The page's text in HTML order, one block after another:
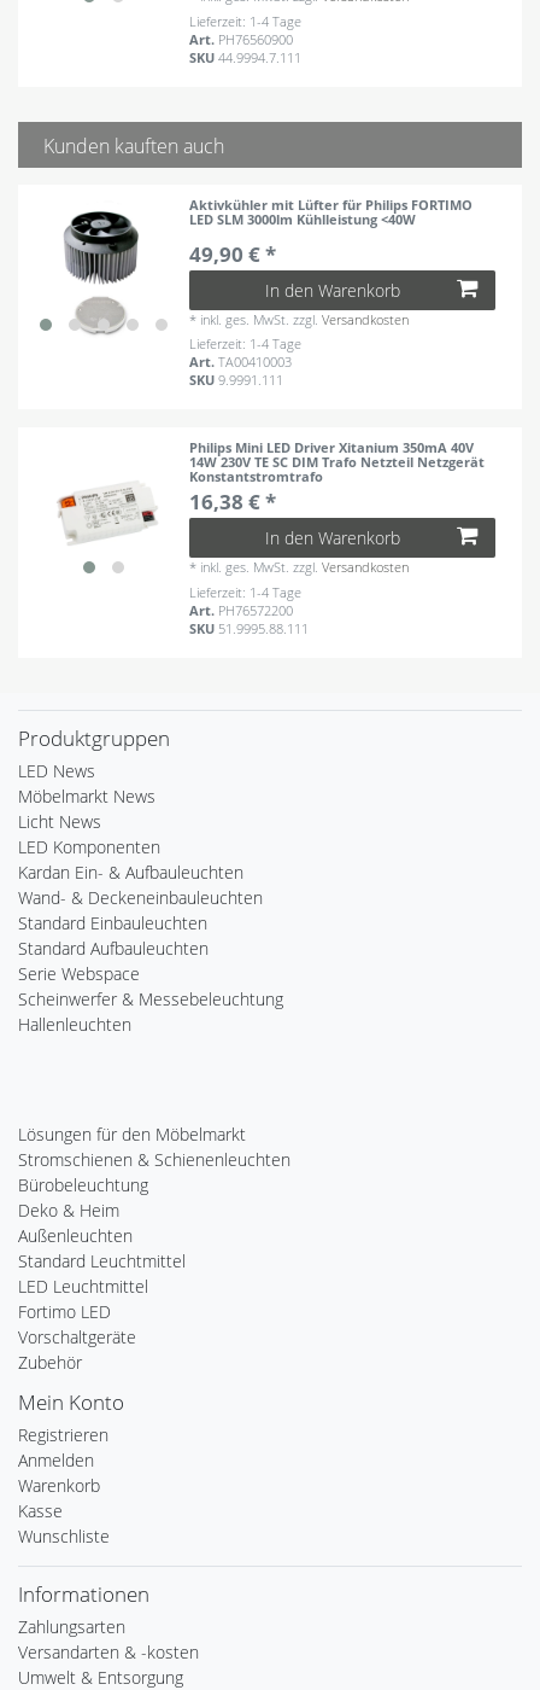
Lieferzeit: 1-4 Tage
Art. PH76560900
SKU44.9994.7.111
Kunden kauften auch
Aktivkühler mit Lüfter für Philips FORTIMO
LED SLM 3000lm Kühlleistung <40W
49,90 € *
In den Warenkorb
* inkl. ges. MwSt. zzgl.Versandkosten
Lieferzeit: 1-4 Tage
Art.TA00410003
SKU9.9991.111
Philips Mini LED Driver Xitanium 350mA 40V
14W 230V TE SC DIM Trafo Netzteil Netzgerät
Konstantstromtrafo
16,38 € *
In den Warenkorb
* inkl. ges. MwSt. zzgl.Versandkosten
Lieferzeit: 1-4 Tage
Art. PH76572200
SKU 51.9995.88.111
Produktgruppen
LED News
Möbelmarkt News
Licht News
LED Komponenten
Kardan Ein- & Aufbauleuchten
Wand- & Deckeneinbauleuchten
Standard Einbauleuchten
Standard Aufbauleuchten
Serie Webspace
Scheinwerfer & Messebeleuchtung
Hallenleuchten
Lösungen für den Möbelmarkt
Stromschienen & Schienenleuchten
Bürobeleuchtung
Deko & Heim
Außenleuchten
Standard Leuchtmittel
LED Leuchtmittel
Fortimo LED
Vorschaltgeräte
Zubehör
Mein Konto
Registrieren
Anmelden
Warenkorb
Kasse
Wunschliste
Informationen
Zahlungsarten
Versandarten & -kosten
Umwelt & Entsorgung